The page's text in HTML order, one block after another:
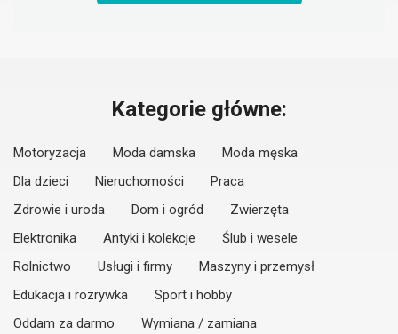
Kategorie główne:
Motoryzacja Moda damska
Moda męska
Dla dzieci
Nieruchomości
Praca
Zdrowie i uroda
Dom i ogród
Zwierzęta
Elektronika
Antyki i kolekcje
Ślub i wesele
Rolnictwo
Usługi i firmy
Maszyny i przemysł
Edukacja i rozrywka
Sport i hobby
Oddam za darmo
Wymiana / zamiana